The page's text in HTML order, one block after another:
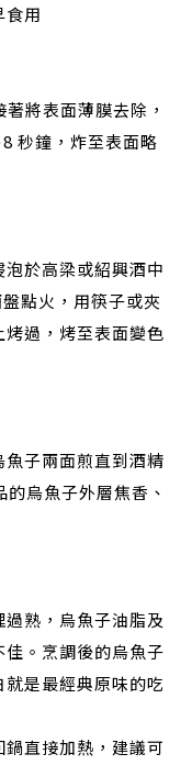
食用
將表面薄膜去除，
秒鐘，炸至表面略
於高梁或紹興酒中
點火，用筷子或夾
過，烤至表面變色
子兩面煎直到酒精
烏魚子外層焦香、
熟，烏魚子油脂及
。烹調後的烏魚子
是最經典原味的吃
直接加熱，建議可